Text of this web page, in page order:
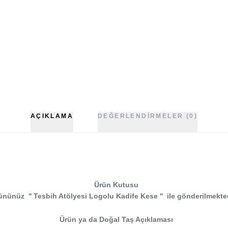
AÇIKLAMA DEĞERLENDIRMELER (0)
Ürün Kutusu
'' Tesbih Atölyesi Logolu Kadife Kese '' ile
Ürün ya da Doğal Taş Açıklaması